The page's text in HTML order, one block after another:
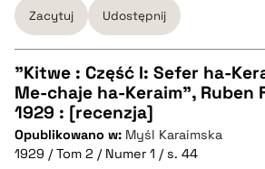
BIBTEX
pobierz cytat
Zacytuj Udostępnij
CZYSTY TEKST
pobierz cytat
"Kitwe : Część I: Sefer ha-
Me-chaje ha-Keraim", Ruben
1929 : [recenzja]
Opublikowano w: Myśl Karaimska
1929 / Tom 2 / Numer 1 / s. 44